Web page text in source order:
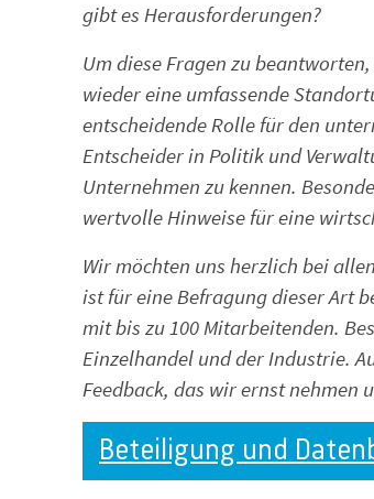
gibt es Herausforderungen?
Um diese Fragen zu
wieder eine umfassende
entscheidende Rolle für den
Entscheider in Politik und
Unternehmen zu kennen.
wertvolle Hinweise für eine
Wir möchten uns herzlich bei
ist für eine Befragung dieser Art
mit bis zu 100 Mitarbeitenden.
Einzelhandel und der Industrie.
Feedback, das wir ernst nehmen
Beteiligung und